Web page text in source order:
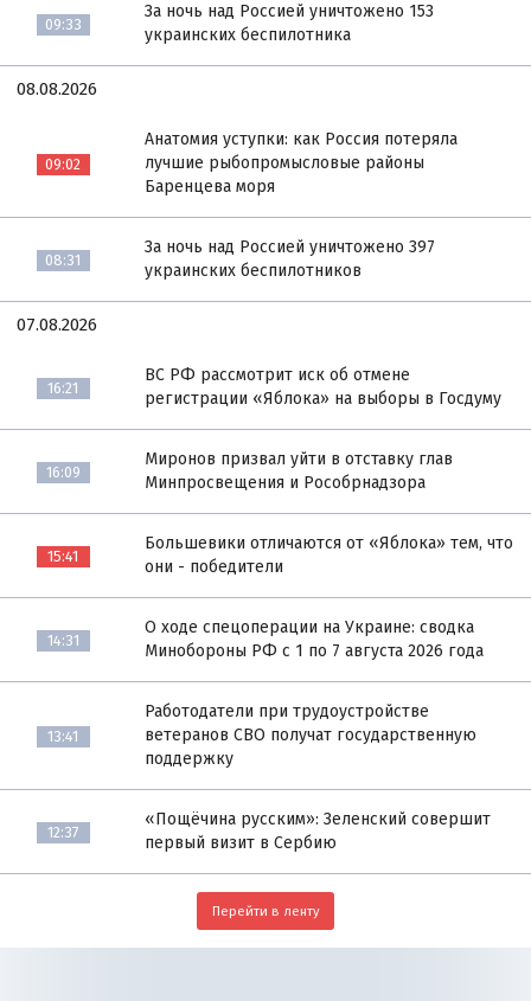
09:33
За ночь над Россией уничтожено 153
украинских беспилотника
08.08.2026
09:02
Анатомия уступки: как Россия потеряла
лучшие рыбопромысловые районы
Баренцева моря
08:31
За ночь над Россией уничтожено 397
украинских беспилотников
07.08.2026
16:21
ВС РФ рассмотрит иск об отмене
регистрации «Яблока» на выборы в Госдуму
16:09
Миронов призвал уйти в отставку глав
Минпросвещения и Рособрнадзора
15:41
Большевики отличаются от «Яблока» тем, что
они - победители
14:31
О ходе спецоперации на Украине: сводка
Минобороны РФ с 1 по 7 августа 2026 года
13:41
Работодатели при трудоустройстве
ветеранов СВО получат государственную
поддержку
12:37
«Пощёчина русским»: Зеленский совершит
первый визит в Сербию
Перейти в ленту